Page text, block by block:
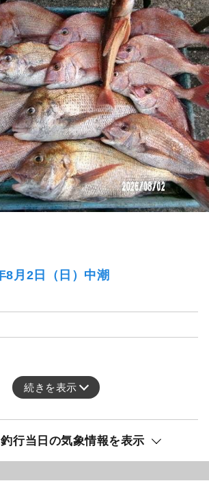
8月2日（日）中潮
続きを表示
釣行当日の気象情報を表示